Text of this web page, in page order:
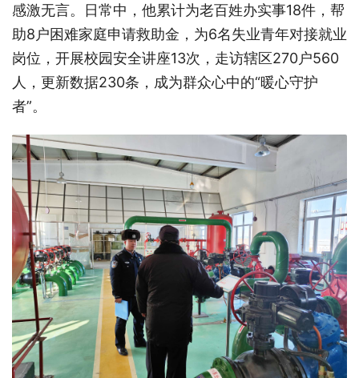
感激无言。日常中，他累计为老百姓办实事18件，帮
助8户困难家庭申请救助金，为6名失业青年对接就业
岗位，开展校园安全讲座13次，走访辖区270户560
人，更新数据230条，成为群众心中的“暖心守护
者”。